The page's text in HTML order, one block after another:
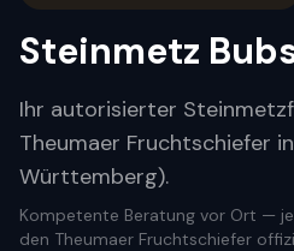
Steinmetz
Ihr autorisierter
Theumaer Fruchtschiefer
Württemberg).
Kompetente Beratung vor Ort —
den Theumaer Fruchtschiefer